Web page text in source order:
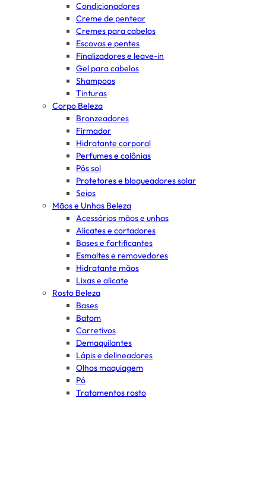
Condicionadores
Creme de pentear
Cremes para cabelos
Escovas e pentes
Finalizadores e leave-in
Gel para cabelos
Shampoos
Tinturas
Corpo Beleza
Bronzeadores
Firmador
Hidratante corporal
Perfumes e colônias
Pós sol
Protetores e bloqueadores solar
Seios
Mãos e Unhas Beleza
Acessórios mãos e unhas
Alicates e cortadores
Bases e fortificantes
Esmaltes e removedores
Hidratante mãos
Lixas e alicate
Rosto Beleza
Bases
Batom
Corretivos
Demaquilantes
Lápis e delineadores
Olhos maquiagem
Pó
Tratamentos rosto